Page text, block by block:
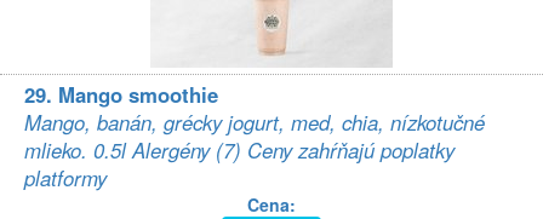
29. Mango smoothie
Mango, banán, grécky jogurt, med, chia, nízkotučné
mlieko. 0.5l Alergény (7) Ceny zahŕňajú poplatky
platformy
Cena: